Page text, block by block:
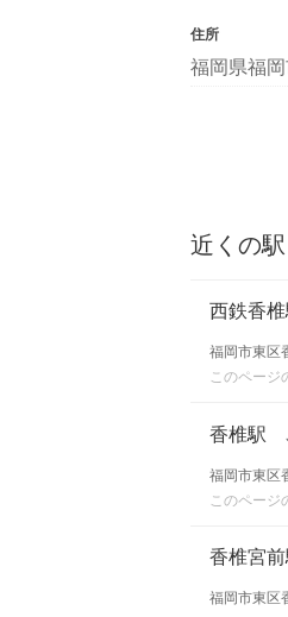
住所
福岡県福
近くの駅
西鉄香
福岡市東区
このページ
香椎駅
福岡市東区
このページ
香椎宮
福岡市東区